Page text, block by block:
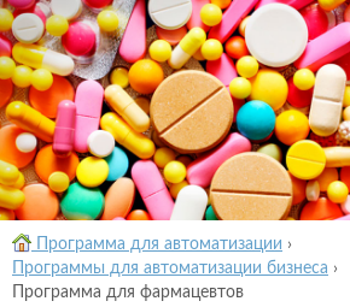
Программа для автоматизации ›
Программы для автоматизации бизнеса ›
Программа для фармацевтов